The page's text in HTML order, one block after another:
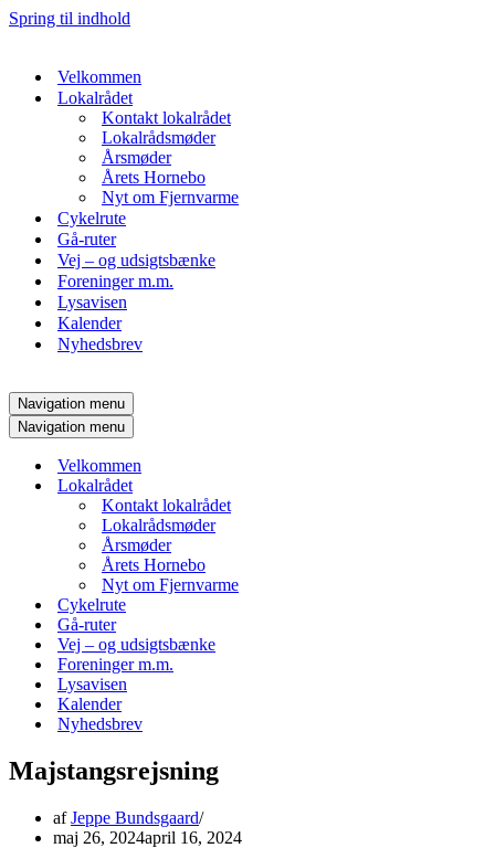
Spring til indhold
Velkommen
Lokalrådet
Kontakt lokalrådet
Lokalrådsmøder
Årsmøder
Årets Hornebo
Nyt om Fjernvarme
Cykelrute
Gå-ruter
Vej – og udsigtsbænke
Foreninger m.m.
Lysavisen
Kalender
Nyhedsbrev
Navigation menu
Navigation menu
Velkommen
Lokalrådet
Kontakt lokalrådet
Lokalrådsmøder
Årsmøder
Årets Hornebo
Nyt om Fjernvarme
Cykelrute
Gå-ruter
Vej – og udsigtsbænke
Foreninger m.m.
Lysavisen
Kalender
Nyhedsbrev
Majstangsrejsning
afJeppe Bundsgaard
maj 26, 2024april 16, 2024